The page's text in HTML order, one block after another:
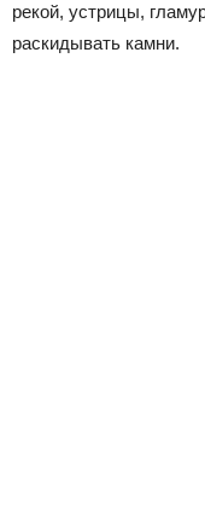
рекой, устрицы,
раскидывать камни.